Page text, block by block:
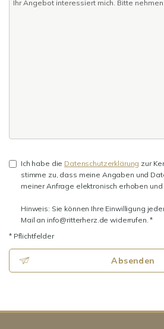
Ich habe die Datenschutzerklärung zur
stimme zu, dass meine Angaben und
meiner Anfrage elektronisch erhoben
Hinweis: Sie können Ihre Einwilligung
Mail an info@ritterherz.de widerrufen. *
* Pflichtfelder
Absenden